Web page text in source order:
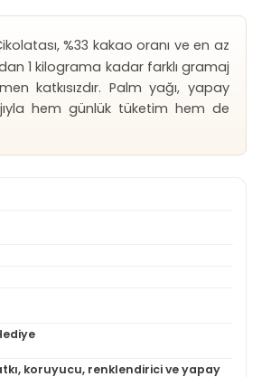
%33 kakao oranı ve en az
1 kilograma kadar farklı gramaj
katkısızdır. Palm yağı, yapay
hem günlük tüketim hem de
koruyucu, renklendirici ve yapay